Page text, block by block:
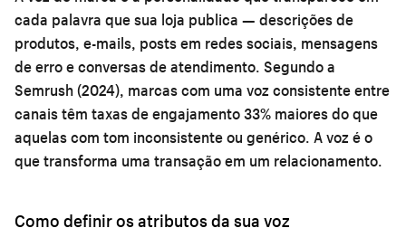
cada palavra que sua loja publica — descrições de
produtos, e-mails, posts em redes sociais, mensagens
de erro e conversas de atendimento. Segundo a
Semrush (2024), marcas com uma voz consistente entre
canais têm taxas de engajamento 33% maiores do que
aquelas com tom inconsistente ou genérico. A voz é o
que transforma uma transação em um relacionamento.
Como definir os atributos da sua voz